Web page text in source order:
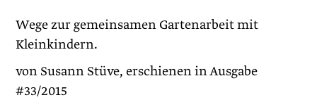
Wege zur gemeinsamen Gartenarbeit mit
Kleinkindern.
von Susann Stüve, erschienen in Ausgabe
#33/2015